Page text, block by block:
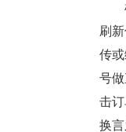
根
刷
传
号
击
换